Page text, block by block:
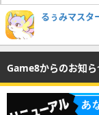
るぅみマスタ
Game8からのお知ら